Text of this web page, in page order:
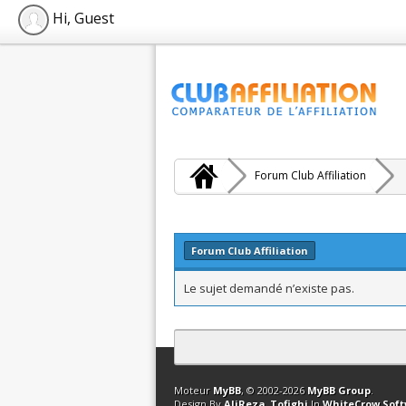
Hi, Guest
Forum Club Affiliation
Forum Club Affiliation
Le sujet demandé n’existe pas.
Contact Club Affiliation Retourner en
Moteur MyBB, © 2002-2026 MyBB Group.